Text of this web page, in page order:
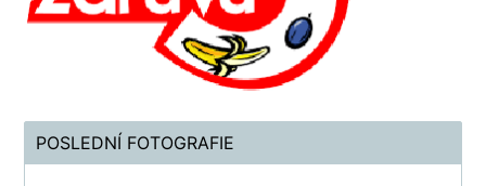
POSLEDNÍ FOTOGRAFIE